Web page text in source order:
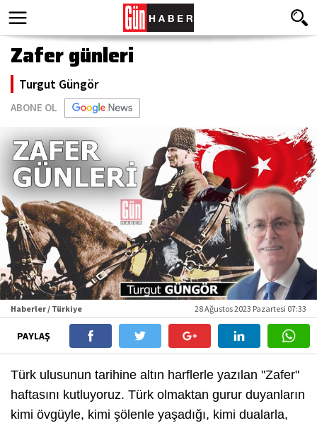
Zafer günleri
Turgut Güngör
ABONE OL
Haberler / Türkiye 28 Ağustos 2023 Pazartesi 07:33
PAYLAŞ
Türk ulusunun tarihine altın harflerle yazılan "Zafer"
haftasını kutluyoruz. Türk olmaktan gurur duyanların
kimi övgüyle, kimi şölenle yaşadığı, kimi dualarla,